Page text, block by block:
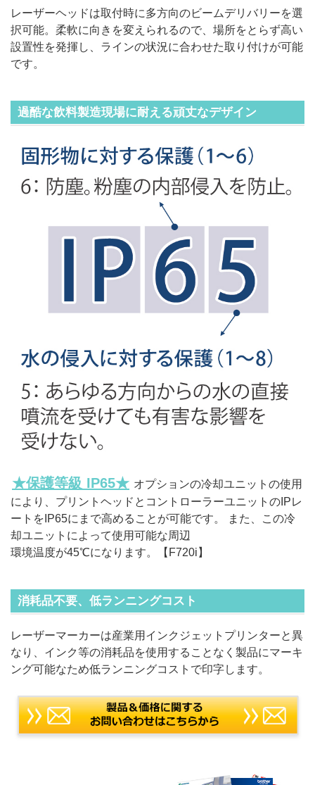
レーザーヘッドは取付時に多方向のビームデリバリーを選
択可能。柔軟に向きを変えられるので、場所をとらず高い
設置性を発揮し、ラインの状況に合わせた取り付けが可能
です。
過酷な飲料製造現場に耐える頑丈なデザイン
★保護等級 IP65★ オプションの冷却ユニットの使用
により、プリントヘッドとコントローラーユニットのIPレ
ートをIP65にまで高めることが可能です。 また、この冷
却ユニットによって使用可能な周辺
環境温度が45℃になります。【F720i】
消耗品不要、低ランニングコスト
レーザーマーカーは産業用インクジェットプリンターと異
なり、インク等の消耗品を使用することなく製品にマーキ
ング可能なため低ランニングコストで印字します。